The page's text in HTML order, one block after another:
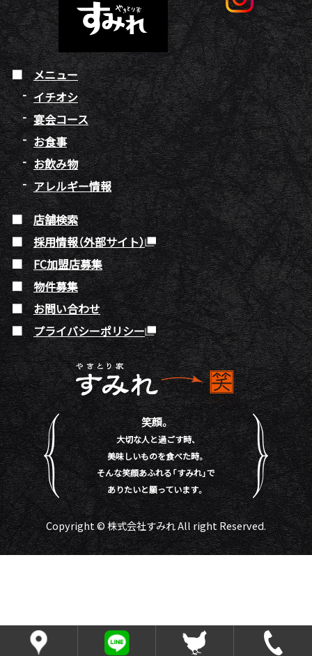
メニュー
イチオシ
宴会コース
お食事
お飲み物
アレルギー情報
店舗検索
採用情報（外部サイト）
FC加盟店募集
物件募集
お問い合わせ
プライバシーポリシー
笑顔。
大切な人と過ごす時、
美味しいものを食べた時。
そんな笑顔あふれる「すみれ」で
ありたいと願っています。
Copyright © 株式会社すみれ All right Reserved.